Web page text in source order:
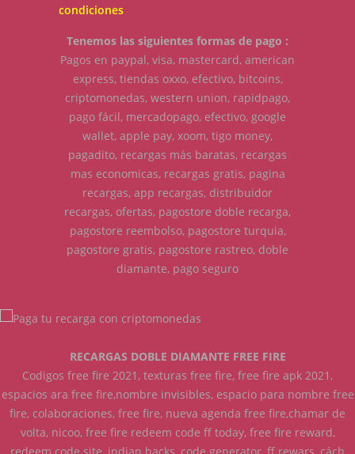
condiciones
Tenemos las siguientes formas de pago :
Pagos en paypal, visa, mastercard, american
express, tiendas oxxo, efectivo, bitcoins,
criptomonedas, western union, rapidpago,
pago fácil, mercadopago, efectivo, google
wallet, apple pay, xoom, tigo money,
pagadito, recargas más baratas, recargas
mas economicas, recargas gratis, pagina
recargas, app recargas, distribuidor
recargas, ofertas, pagostore doble recarga,
pagostore reembolso, pagostore turquia,
pagostore gratis, pagostore rastreo, doble
diamante, pago seguro
RECARGAS DOBLE DIAMANTE FREE FIRE
Codigos free fire 2021, texturas free fire, free fire apk 2021,
espacios ara free fire,nombre invisibles, espacio para nombre free
fire, colaboraciones, free fire, nueva agenda free fire,chamar de
volta, nicoo, free fire redeem code ff today, free fire reward,